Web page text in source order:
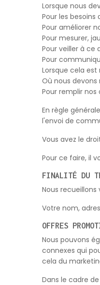
Lorsque nous
Pour les
Pour améliorer
Pour mesurer,
Pour veiller à ce
Pour
Lorsque cela
Où nous
Pour remplir nos
En règle
l'envoi de
Vous avez le
Pour ce faire, il
FINALITÉ DU
Nous
Votre nom,
OFFRES
Nous pouvons
connexes qui
cela du
Dans le cadre